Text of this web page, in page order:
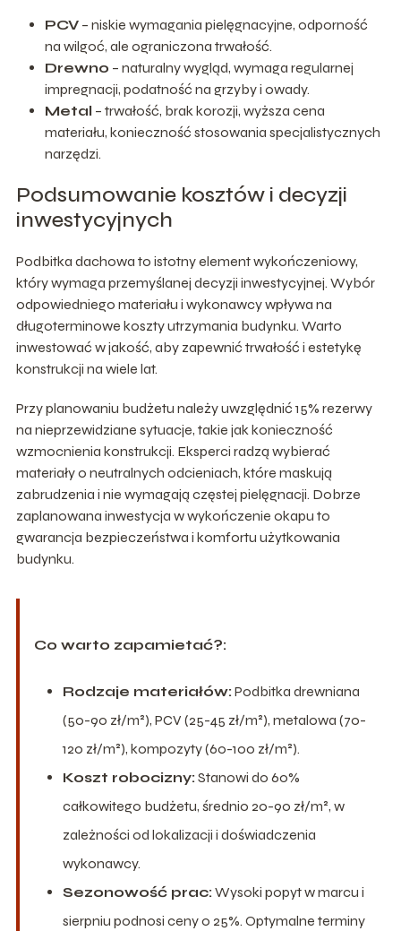
PCV– niskie wymagania pielęgnacyjne, odporność
na wilgoć, ale ograniczona trwałość.
Drewno – naturalny wygląd, wymaga regularnej
impregnacji, podatność na grzyby i owady.
Metal – trwałość, brak korozji, wyższa cena
materiału, konieczność stosowania specjalistycznych
narzędzi.
Podsumowanie kosztów i decyzji
inwestycyjnych
Podbitka dachowa to istotny element wykończeniowy,
który wymaga przemyślanej decyzji inwestycyjnej. Wybór
odpowiedniego materiału i wykonawcy wpływa na
długoterminowe koszty utrzymania budynku. Warto
inwestować w jakość, aby zapewnić trwałość i estetykę
konstrukcji na wiele lat.
Przy planowaniu budżetu należy uwzględnić 15% rezerwy
na nieprzewidziane sytuacje, takie jak konieczność
wzmocnienia konstrukcji. Eksperci radzą wybierać
materiały o neutralnych odcieniach, które maskują
zabrudzenia i nie wymagają częstej pielęgnacji. Dobrze
zaplanowana inwestycja w wykończenie okapu to
gwarancja bezpieczeństwa i komfortu użytkowania
budynku.
Co warto zapamietać?:
Rodzaje materiałów: Podbitka drewniana
(50-90 zł/m²), PCV (25-45 zł/m²), metalowa (70-
120 zł/m²), kompozyty (60-100 zł/m²).
Koszt robocizny: Stanowi do 60%
całkowitego budżetu, średnio 20-90 zł/m², w
zależności od lokalizacji i doświadczenia
wykonawcy.
Sezonowość prac: Wysoki popyt w marcu i
sierpniu podnosi ceny o 25%. Optymalne terminy